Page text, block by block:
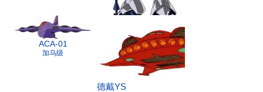
OMS-15RF-2
RF强人
ACA-01
加乌级
德戴YS